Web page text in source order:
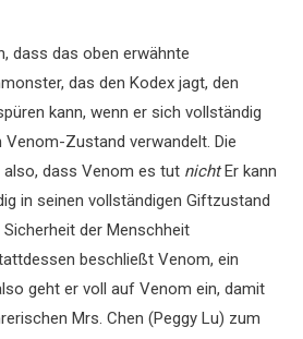
dass das oben erwähnte
das den Kodex jagt, den
kann, wenn er sich vollständig
Venom-Zustand verwandelt. Die
dass Venom es tut nichtEr kann
in seinen vollständigen Giftzustand
der Menschheit
beschließt Venom, ein
geht er voll auf Venom ein, damit
Mrs. Chen (Peggy Lu) zum